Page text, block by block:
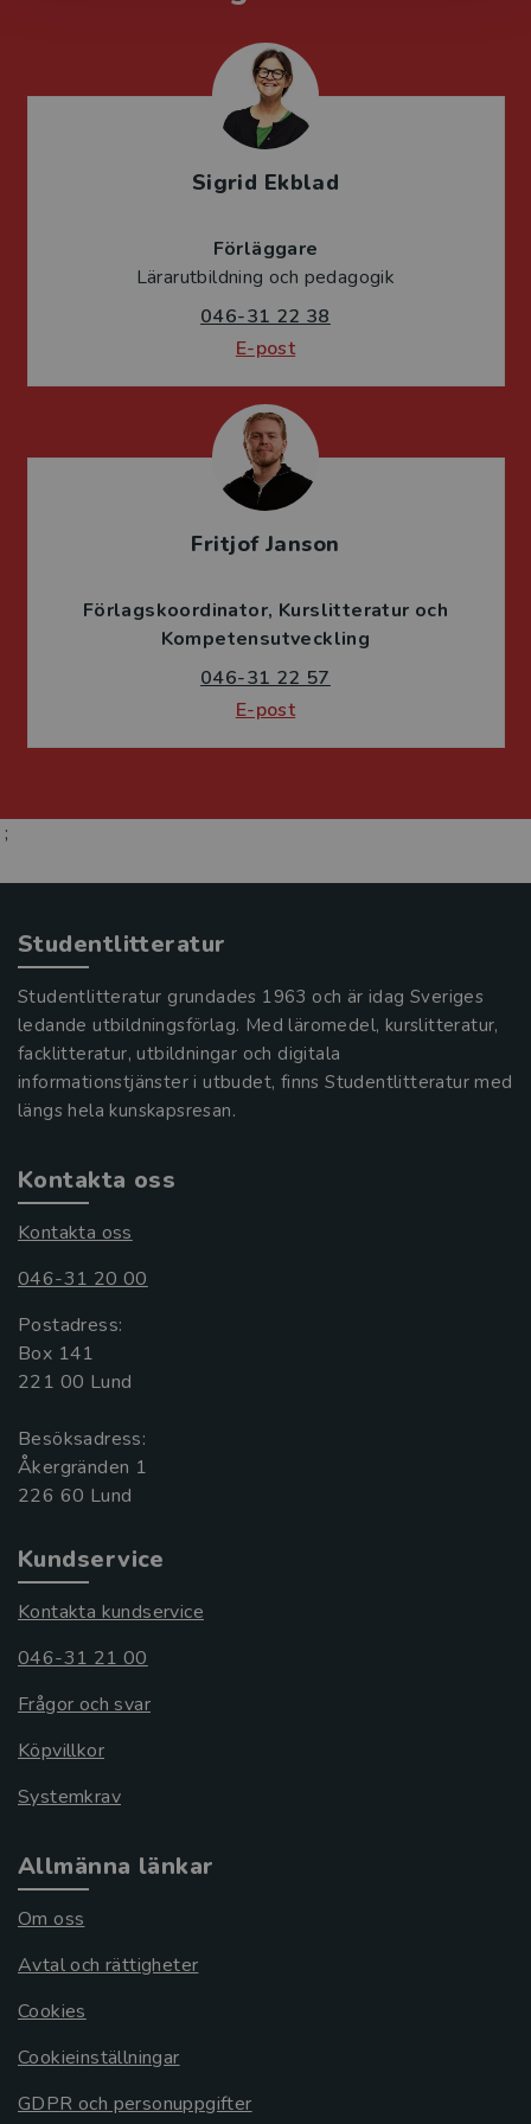
Sigrid Ekblad
Förläggare
Lärarutbildning och pedagogik
046-31 22 38
E-post
Fritjof Janson
Förlagskoordinator Kurslitteratur och
Kompetensutveckling
046-31 22 57
E-post
;
Studentlitteratur
Studentlitteratur grundades 1963 och är idag Sveriges
ledande utbildningsförlag. Med läromedel, kurslitteratur,
facklitteratur, utbildningar och digitala
informationstjänster i utbudet, finns Studentlitteratur med
längs hela kunskapsresan.
Kontakta oss
Kontakta oss
046-31 20 00
Postadress:
Box 141
221 00 Lund
Besöksadress:
Åkergränden 1
Kundservice
Kontakta kundservice
046-31 21 00
Frågor och svar
Köpvillkor
Systemkrav
Allmänna länkar
Om oss
Avtal och rättigheter
Cookies
Cookieinställningar
GDPR och personuppgifter